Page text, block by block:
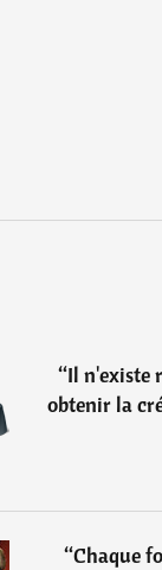
“Il n'existe
obtenir la
“Chaque